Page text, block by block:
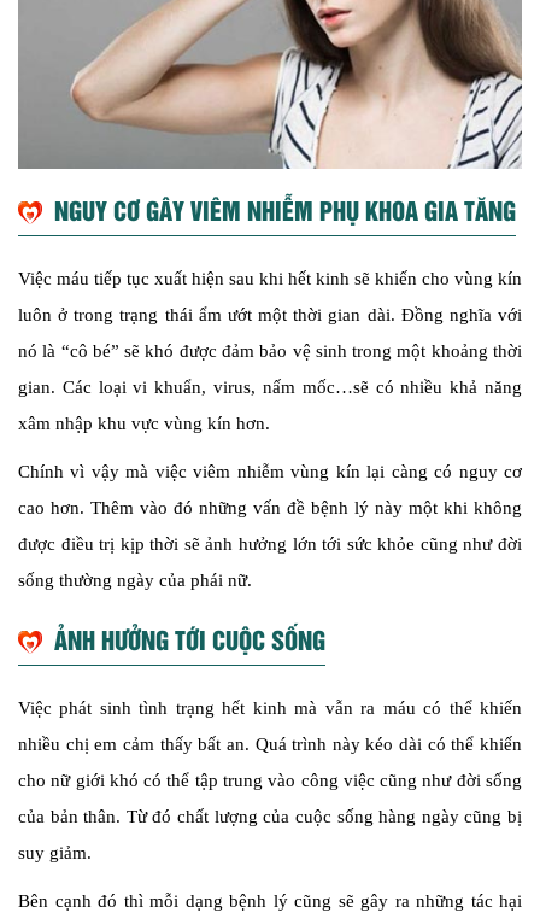
NGUY CƠ GÂY VIÊM NHIỄM PHỤ KHOA GIA TĂNG
Việc máu tiếp tục xuất hiện sau khi hết kinh sẽ khiến cho vùng kín
luôn ở trong trạng thái ẩm ướt một thời gian dài. Đồng nghĩa với
nó là “cô bé” sẽ khó được đảm bảo vệ sinh trong một khoảng thời
gian. Các loại vi khuẩn, virus, nấm mốc…sẽ có nhiều khả năng
xâm nhập khu vực vùng kín hơn.
Chính vì vậy mà việc viêm nhiễm vùng kín lại càng có nguy cơ
cao hơn. Thêm vào đó những vấn đề bệnh lý này một khi không
được điều trị kịp thời sẽ ảnh hưởng lớn tới sức khỏe cũng như đời
sống thường ngày của phái nữ.
ẢNH HƯỞNG TỚI CUỘC SỐNG
Việc phát sinh tình trạng hết kinh mà vẫn ra máu có thể khiến
nhiều chị em cảm thấy bất an. Quá trình này kéo dài có thể khiến
cho nữ giới khó có thể tập trung vào công việc cũng như đời sống
của bản thân. Từ đó chất lượng của cuộc sống hàng ngày cũng bị
suy giảm.
Bên cạnh đó thì mỗi dạng bệnh lý cũng sẽ gây ra những tác hại